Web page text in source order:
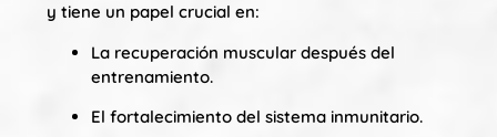
y tiene un papel crucial en:
La recuperación muscular después del
entrenamiento.
El fortalecimiento del sistema inmunitario.